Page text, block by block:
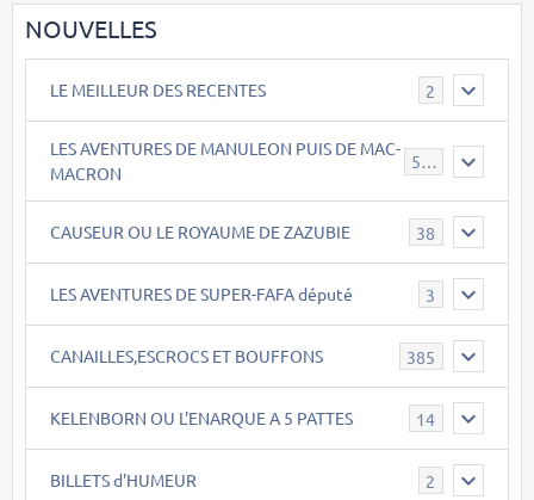
NOUVELLES
LE MEILLEUR DES RECENTES 2
LES AVENTURES DE MANULEON PUIS DE MAC-
MACRON
543
CAUSEUR OU LE ROYAUME DE ZAZUBIE 38
LES AVENTURES DE SUPER-FAFA député 3
CANAILLES,ESCROCS ET BOUFFONS 385
KELENBORN OU L'ENARQUE A 5 PATTES 14
BILLETS d'HUMEUR 2